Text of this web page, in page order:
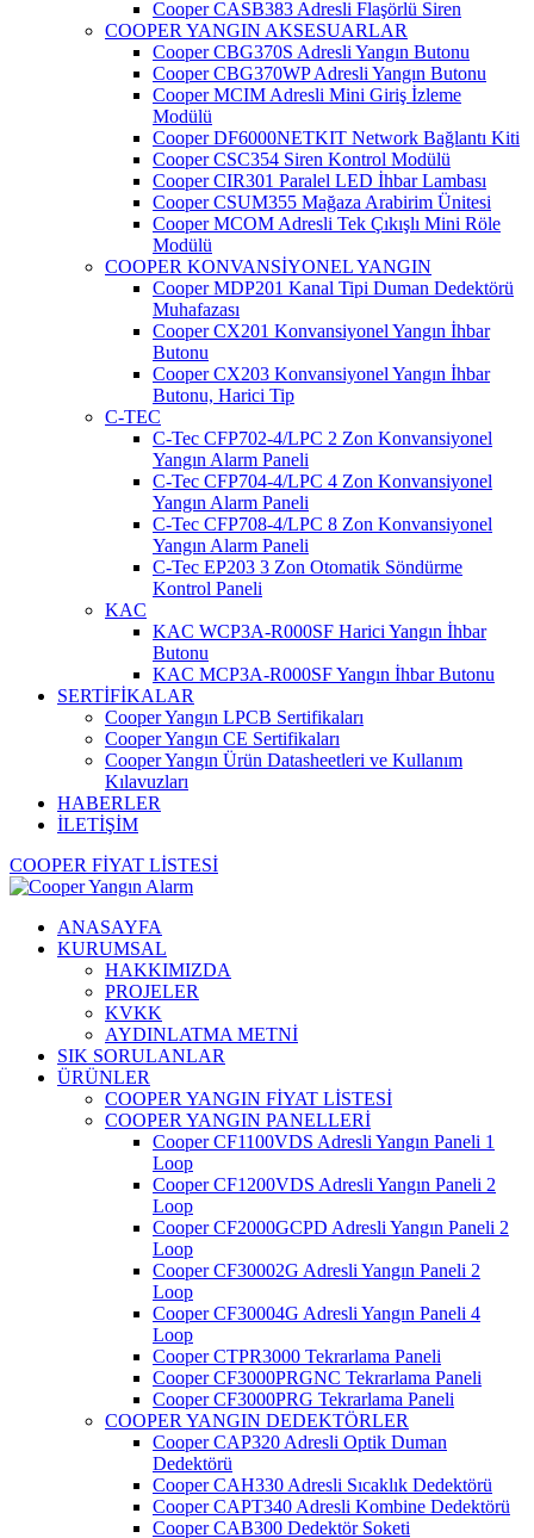
Cooper CASB383 Adresli Flaşörlü Siren
COOPER YANGIN AKSESUARLAR
Cooper CBG370S Adresli Yangın Butonu
Cooper CBG370WP Adresli Yangın Butonu
Cooper MCIM Adresli Mini Giriş İzleme
Modülü
Cooper DF6000NETKIT Network Bağlantı Kiti
Cooper CSC354 Siren Kontrol Modülü
Cooper CIR301 Paralel LED İhbar Lambası
Cooper CSUM355 Mağaza Arabirim Ünitesi
Cooper MCOM Adresli Tek Çıkışlı Mini Röle
Modülü
COOPER KONVANSİYONEL YANGIN
Cooper MDP201 Kanal Tipi Duman Dedektörü
Muhafazası
Cooper CX201 Konvansiyonel Yangın İhbar
Butonu
Cooper CX203 Konvansiyonel Yangın İhbar
Butonu, Harici Tip
C-TEC
C-Tec CFP702-4/LPC 2 Zon Konvansiyonel
Yangın Alarm Paneli
C-Tec CFP704-4/LPC 4 Zon Konvansiyonel
Yangın Alarm Paneli
C-Tec CFP708-4/LPC 8 Zon Konvansiyonel
Yangın Alarm Paneli
C-Tec EP203 3 Zon Otomatik Söndürme
Kontrol Paneli
KAC
KAC WCP3A-R000SF Harici Yangın İhbar
Butonu
KAC MCP3A-R000SF Yangın İhbar Butonu
SERTİFİKALAR
Cooper Yangın LPCB Sertifikaları
Cooper Yangın CE Sertifikaları
Cooper Yangın Ürün Datasheetleri ve Kullanım
Kılavuzları
HABERLER
İLETİŞİM
COOPER FİYAT LİSTESİ
ANASAYFA
KURUMSAL
HAKKIMIZDA
PROJELER
KVKK
AYDINLATMA METNİ
SIK SORULANLAR
ÜRÜNLER
COOPER YANGIN FİYAT LİSTESİ
COOPER YANGIN PANELLERİ
Cooper CF1100VDS Adresli Yangın Paneli 1
Loop
Cooper CF1200VDS Adresli Yangın Paneli 2
Loop
Cooper CF2000GCPD Adresli Yangın Paneli 2
Loop
Cooper CF30002G Adresli Yangın Paneli 2
Loop
Cooper CF30004G Adresli Yangın Paneli 4
Loop
Cooper CTPR3000 Tekrarlama Paneli
Cooper CF3000PRGNC Tekrarlama Paneli
Cooper CF3000PRG Tekrarlama Paneli
COOPER YANGIN DEDEKTÖRLER
Cooper CAP320 Adresli Optik Duman
Dedektörü
Cooper CAH330 Adresli Sıcaklık Dedektörü
Cooper CAPT340 Adresli Kombine Dedektörü
Cooper CAB300 Dedektör Soketi